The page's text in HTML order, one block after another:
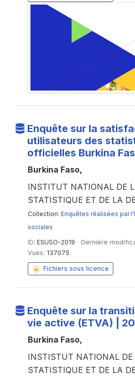
Enquête sur la
utilisateurs des
officielles Burkina
Burkina Faso,
INSTITUT NATIONAL DE
STATISTIQUE ET DE LA
Collection: Enquêtes réalisées par
sociales
ID: ESUSO-2019 Dernière
Vues: 137075
Fichiers sous licence
Enquête sur la
vie active (ETVA) |
Burkina Faso,
INSTISTUT NATIONAL DE
STATISTIQUE ET DE LA